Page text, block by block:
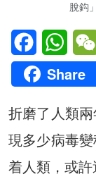
脫鈎
Facebook
Share
折磨了人類
現多少病毒
着人類，或